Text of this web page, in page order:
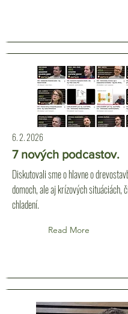
6. 2. 2026
7 nových podcastov.
Diskutovali sme o hlavne o
domoch, ale aj krízových situáciách,
chladení.
Read More